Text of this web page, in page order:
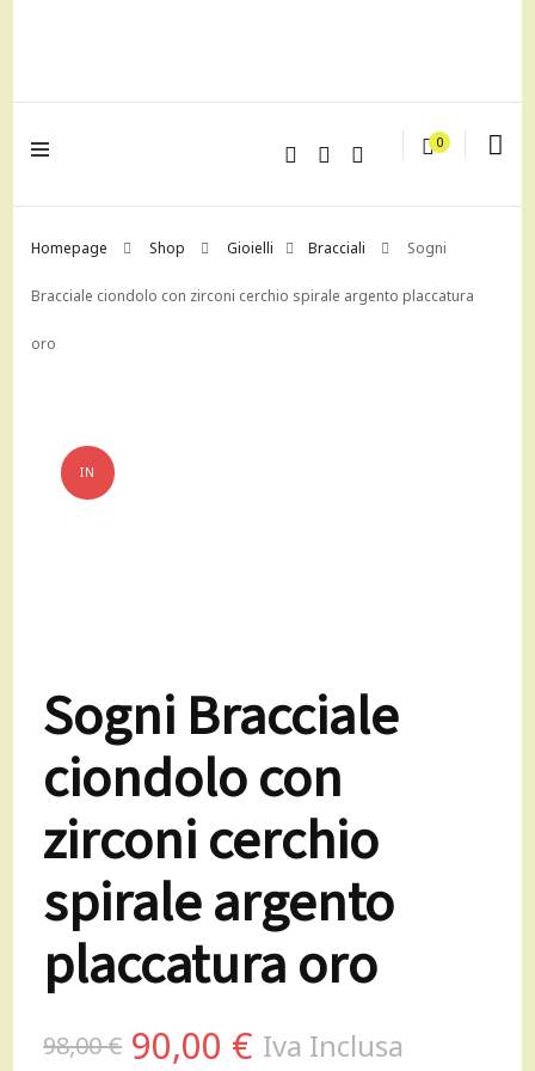
0
Homepage Shop Gioielli Bracciali Sogni
Bracciale ciondolo con zirconi cerchio spirale argento placcatura
oro
IN
Sogni Bracciale
ciondolo con
zirconi cerchio
spirale argento
placcatura oro
98,00€ Il
90,00 € Il
Iva Inclusa